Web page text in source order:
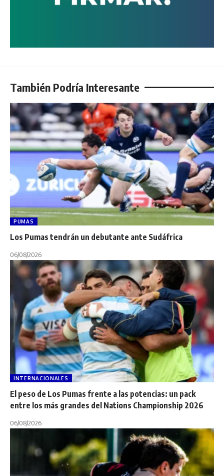
También Podría Interesante
PUMAS
Los Pumas tendrán un debutante ante Sudáfrica
06/08/2026
INTERNACIONALES
El peso de Los Pumas frente a las potencias: un pack
entre los más grandes del Nations Championship 2026
06/08/2026